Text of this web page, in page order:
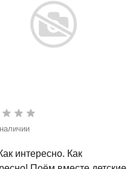
интересно. Как